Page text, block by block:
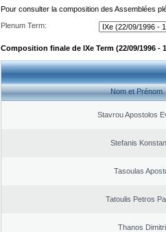
Pour consulter la composition des Assemblées
Plenum Term:
Composition finale de IXe Term (22/09/1996 -
Nom et Prénom
Stavrou Apostolos
Stefanis
Tasoulas
Tatoulis Petros
Thanos